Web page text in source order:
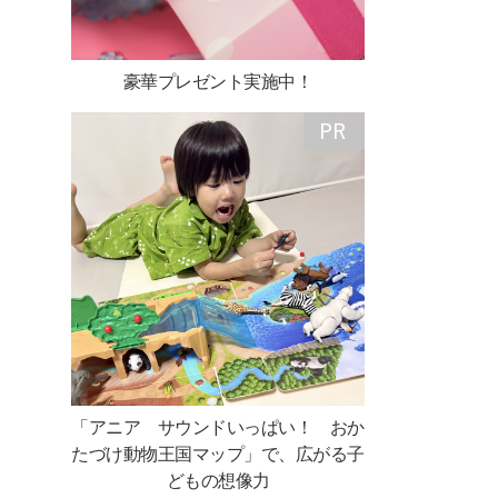
豪華プレゼント実施中！
「アニア サウンドいっぱい！ おか
たづけ動物王国マップ」で、広がる子
どもの想像力